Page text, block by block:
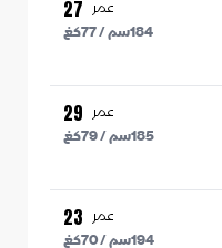
عمر 27
184سم /77كغ
عمر 29
185سم /79كغ
عمر 23
194سم /70كغ